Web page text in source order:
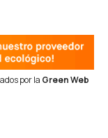
por la Green Web